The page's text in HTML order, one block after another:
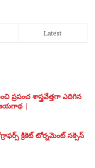
Latest
ప్రపంచ శాస్త్రవేత్తగా ఎదిగిన
|
క్రికెట్ టోర్నమెంట్ సక్సెస్